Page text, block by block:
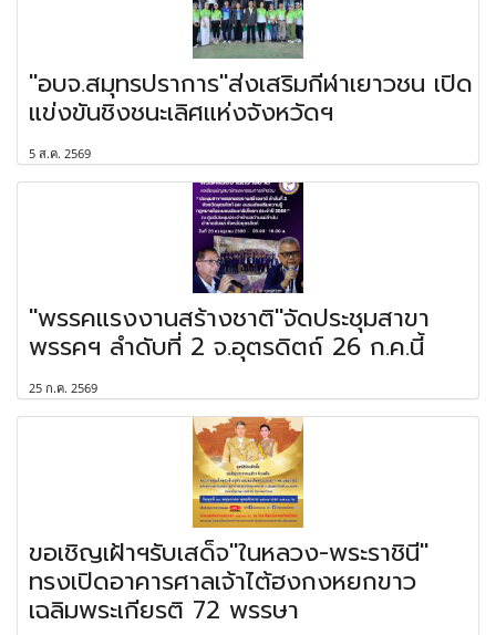
"อบจ.สมุทรปราการ"ส่งเสริมกีฬาเยาวชน เปิด
แข่งขันชิงชนะเลิศแห่งจังหวัดฯ
5 ส.ค. 2569
"พรรคแรงงานสร้างชาติ"จัดประชุมสาขา
พรรคฯ ลำดับที่ 2 จ.อุตรดิตถ์ 26 ก.ค.นี้
25 ก.ค. 2569
ขอเชิญเฝ้าฯรับเสด็จ"ในหลวง-พระราชินี"
ทรงเปิดอาคารศาลเจ้าไต้ฮงกงหยกขาว
เฉลิมพระเกียรติ 72 พรรษา